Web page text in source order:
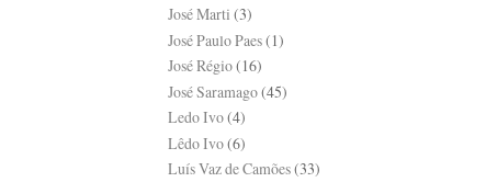
José Marti (3)
José Paulo Paes(1)
José Régio(16)
José Saramago(45)
Ledo Ivo(4)
Lêdo Ivo(6)
Luís Vaz de Camões(33)